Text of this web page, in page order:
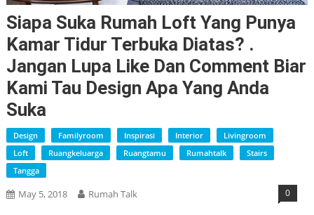
Siapa Suka Rumah Loft Yang Punya
Kamar Tidur Terbuka Diatas? .
Jangan Lupa Like Dan Comment Biar
Kami Tau Design Apa Yang Anda
Suka
Design Familyroom Inspirasi Interior
Livingroom
Loft
Ruangkeluarga Ruangtamu Rumahtalk
Stairs
Tangga
May 5, 2018 Rumah Talk 0